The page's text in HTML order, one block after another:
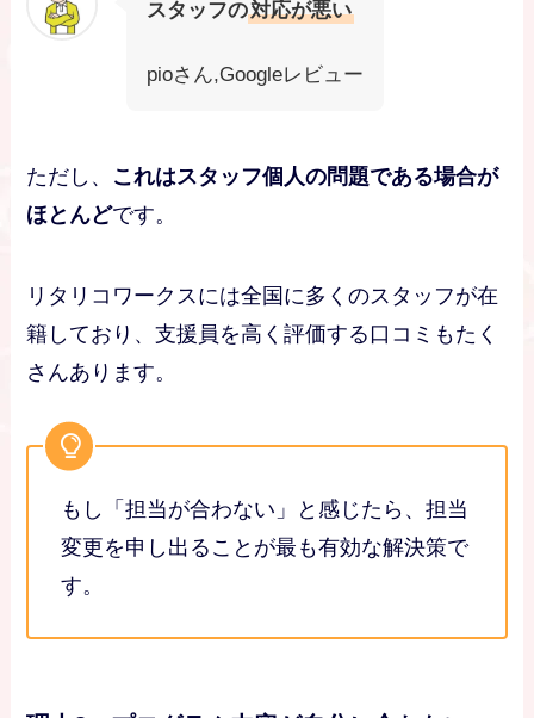
スタッフの対応が悪い
pioさん,Googleレビュー
ただし、 これはスタッフ個人の問題である場合が
ほとんどです。
リタリコワークスには全国に多くのスタッフが在
籍しており、支援員を高く評価する口コミもたく
さんあります。
もし「担当が合わない」と感じたら、担当
変更を申し出ることが最も有効な解決策で
す。